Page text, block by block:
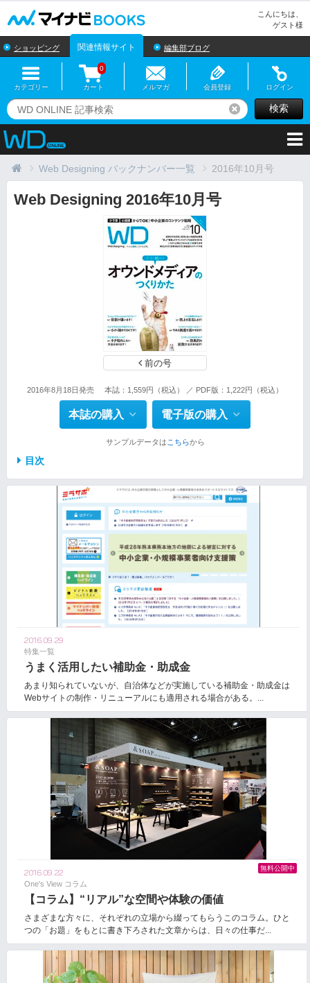
こんにちは、
ゲスト様
ショッピング 関連情報サイト 編集部ブログ
カテゴリー カート
0
メルマガ 会員登録 ログイン
リセット検索
Web Designing バックナンバー一覧 2016年10月号
Web Designing 2016年10月号
前の号
2016年8月18日発売 本誌：1,559円（税込） ／ PDF版：1,222円（税込）
本誌の購入 電子版の購入
サンプルデータは こちらから
目次
2016.09.29
特集一覧
うまく活用したい補助金・助成金
あまり知られていないが、自治体などが実施している補助金・助成金は
Webサイトの制作・リニューアルにも適用される場合がある。...
2016.09.22
One's View コラム
【コラム】“リアル”な空間や体験の価値
さまざまな方々に、それぞれの立場から綴ってもらうこのコラム。ひと
つの「お題」をもとに書き下ろされた文章からは、日々の仕事だ...
無料公開中